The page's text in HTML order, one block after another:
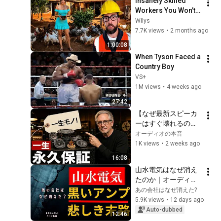
1:00:08
Workers You Won't
Believe, Gone
Wrong | Part 09
Wilys
7.7K views • 2 months ago
27:42
When Tyson Faced a
Country Boy
VS+
1M views • 4 weeks ago
16:08
【なぜ最新スピーカ
ーはすぐ壊れるの
か】オーディオ業界
の闇と一生使える真
オーディオの本音
1K views • 2 weeks ago
12:46
山水電気はなぜ消え
たのか｜オーディオ
御三家・525億円の
黄金期・3度の外資売
却——「世界の
あの会社はなぜ消えた?
5.9K views • 12 days ago
Auto-dubbed